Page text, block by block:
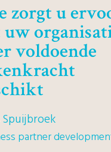
zorgt u
uw
voldoende
Spuijbroek
partner